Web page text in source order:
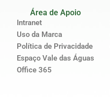
Área de Apoio
Intranet
Uso da Marca
Política de Privacidade
Espaço Vale das Águas
Office 365